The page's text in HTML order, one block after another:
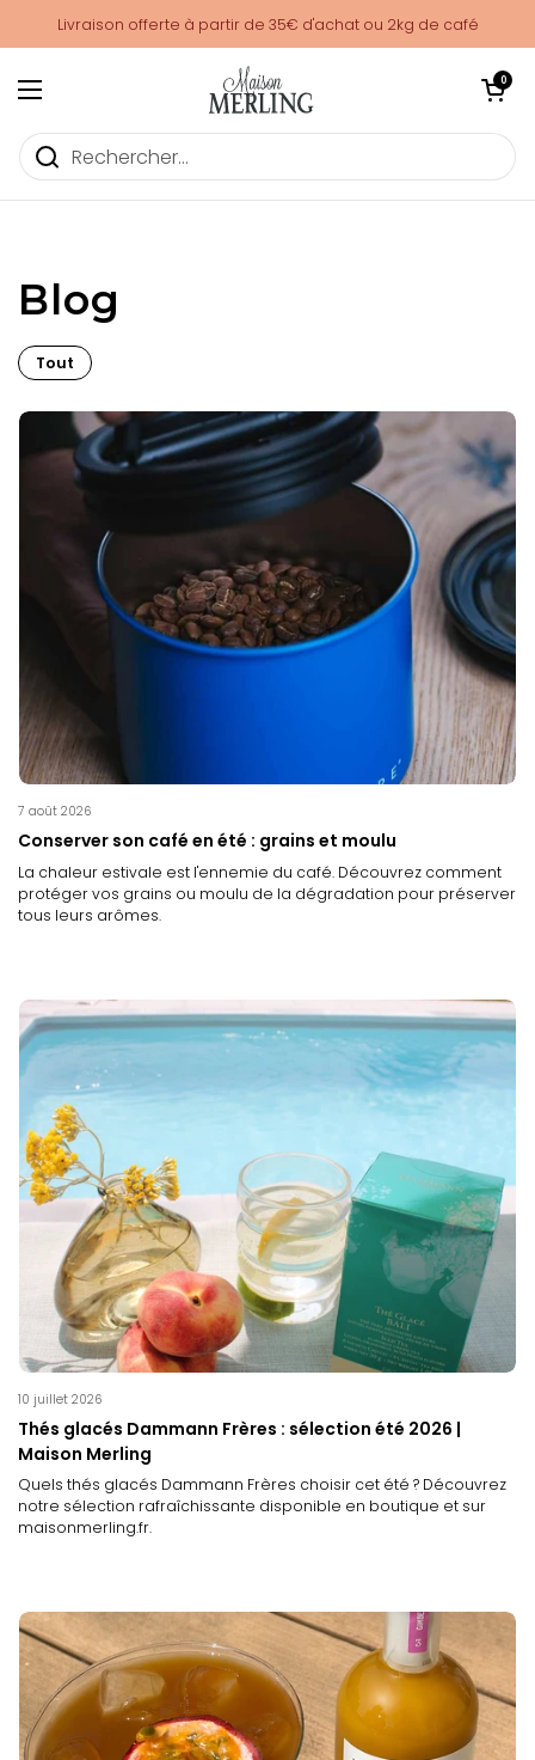
Livraison offerte à partir de 35€ d'achat ou 2kg de café
Maison Merling - le blog
Ouvrir le menu
Ouvrir le
0
Blog
Tout
7 août 2026
Conserver son café en été : grains et moulu
La chaleur estivale est l'ennemie du café. Découvrez comment
protéger vos grains ou moulu de la dégradation pour préserver
tous leurs arômes.
10 juillet 2026
Thés glacés Dammann Frères : sélection été 2026 |
Maison Merling
Quels thés glacés Dammann Frères choisir cet été ? Découvrez
notre sélection rafraîchissante disponible en boutique et sur
maisonmerling.fr.